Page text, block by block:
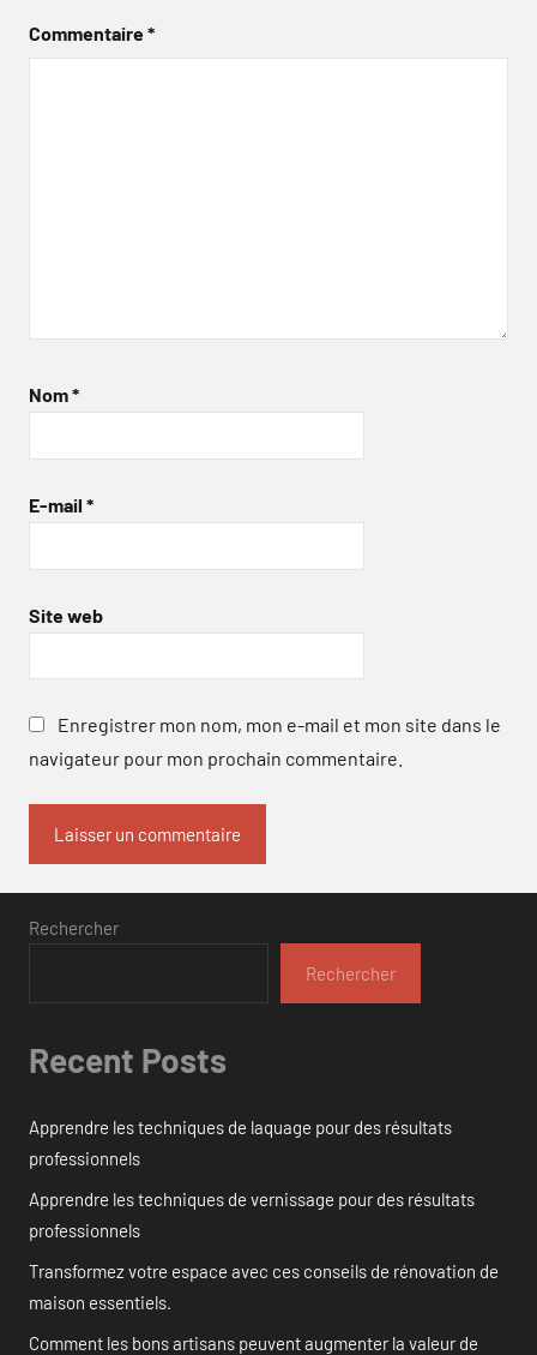
Commentaire*
Nom*
E-mail *
Site web
Enregistrer mon nom, mon e-mail et mon site dans le
navigateur pour mon prochain commentaire.
Rechercher
Rechercher
Recent Posts
Apprendre les techniques de laquage pour des résultats
professionnels
Apprendre les techniques de vernissage pour des résultats
professionnels
Transformez votre espace avec ces conseils de rénovation de
maison essentiels.
Comment les bons artisans peuvent augmenter la valeur de